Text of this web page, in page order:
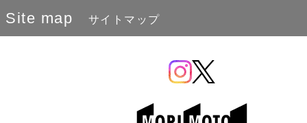
Site map サイトマップ